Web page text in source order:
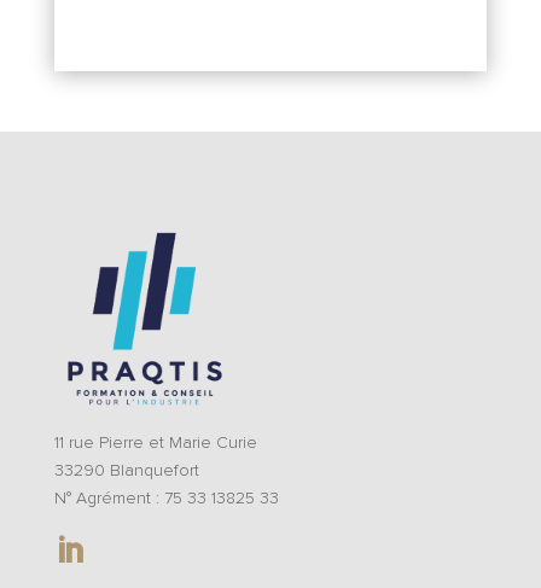
11 rue Pierre et Marie Curie
33290 Blanquefort
N° Agrément : 75 33 13825 33